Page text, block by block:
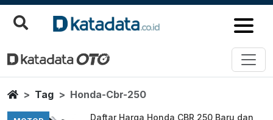
Honda Cbr 250
Berita Terbaru
HomeTag Honda-Cbr-250
Daftar Harga Honda CBR 250 Baru dan